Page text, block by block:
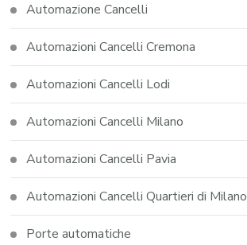
Automazione Cancelli
Automazioni Cancelli Cremona
Automazioni Cancelli Lodi
Automazioni Cancelli Milano
Automazioni Cancelli Pavia
Automazioni Cancelli Quartieri di Milano
Porte automatiche